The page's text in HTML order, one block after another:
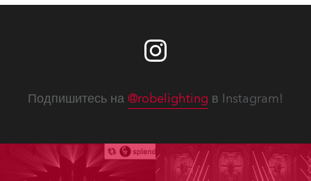
Подпишитесь на @robelighting в Instagram!